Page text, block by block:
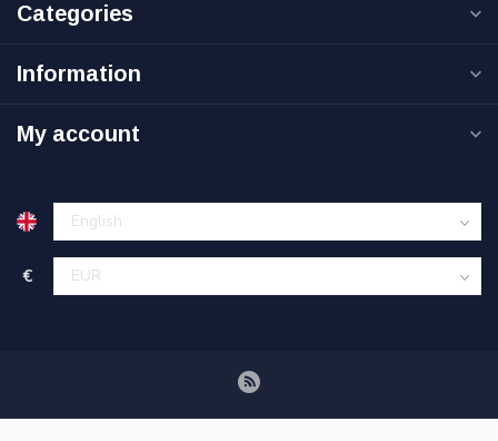
Categories
Information
My account
€